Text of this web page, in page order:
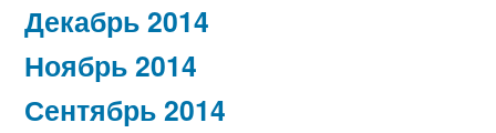
Декабрь 2014
Ноябрь 2014
Сентябрь 2014